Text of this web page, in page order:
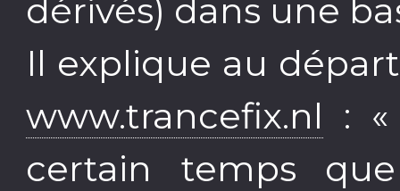
dérivés) dans une
Il explique au
www.trancefix.nl :
certain temps